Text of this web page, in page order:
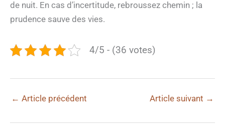
de nuit. En cas d’incertitude, rebroussez chemin ; la
prudence sauve des vies.
4/5 - (36 votes)
← Article précédent Article suivant →